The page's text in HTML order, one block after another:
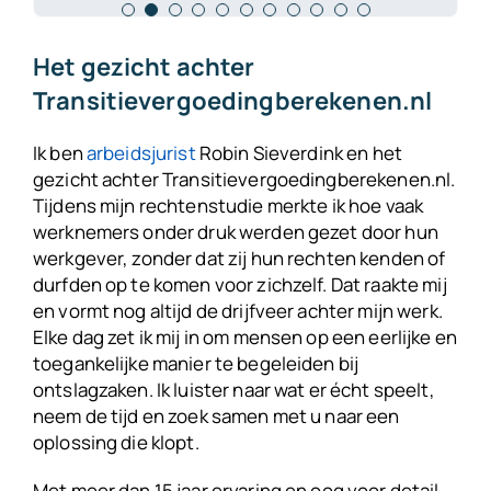
gehad. Maar we konden altijd bellen of
Nogmaals dank daarvoor we wensen
jou alle goeds en een fantastisch
2023! ⭐⭐⭐⭐⭐
Piet
for the help the support and the
Souhai
als ik weer een vraag heb. Voor mij
Marleen
Dennis
ontdekt. Ook heeft hij de tijd en moeite
beantwoorden of me te adviseren.
Uiteindelijk heb ik met goed gevoel de
VSO getekend.
Robin, hartelijk dank! ⭐⭐⭐⭐⭐
De heer Bos
gegaan, met als resultaat dat er de
versie verstuurd kon worden naar de
werkgever. De manier van
communiceren heb ik als ontzettend
duidelijk, helder en hij is op elk moment
van de dag bereikbaar! Dankzij Robin is
er voor mij een prima overeenkomst
gesloten! Ik wil je bij deze dan ook
nogmaals enorm bedanken voor je
hulp. Ik zal LegalWorx dan ook zeker
aanraden bij mensen die juridische
professionele hulp nodig
hebben.⭐⭐⭐⭐⭐
Leon
enz. ⭐⭐⭐⭐⭐
Wenst Anoniem te blijven
Het gezicht achter
Transitievergoedingberekenen.nl
Ik benarbeidsjuristRobin Sieverdink en het
gezicht achter Transitievergoedingberekenen.nl.
Tijdens mijn rechtenstudie merkte ik hoe vaak
werknemers onder druk werden gezet door hun
werkgever, zonder dat zij hun rechten kenden of
durfden op te komen voor zichzelf. Dat raakte mij
en vormt nog altijd de drijfveer achter mijn werk.
Elke dag zet ik mij in om mensen op een eerlijke en
toegankelijke manier te begeleiden bij
ontslagzaken. Ik luister naar wat er écht speelt,
neem de tijd en zoek samen met u naar een
oplossing die klopt.